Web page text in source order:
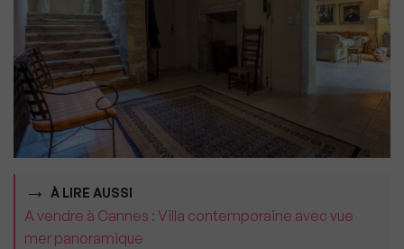
À LIRE AUSSI
A vendre à Cannes : Villa contemporaine avec vue
mer panoramique